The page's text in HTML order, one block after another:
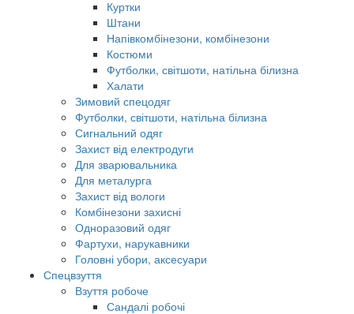
Куртки
Штани
Напівкомбінезони, комбінезони
Костюми
Футболки, світшоти, натільна білизна
Халати
Зимовий спецодяг
Футболки, світшоти, натільна білизна
Сигнальний одяг
Захист від електродуги
Для зварювальника
Для металурга
Захист від вологи
Комбінезони захисні
Одноразовий одяг
Фартухи, нарукавники
Головні убори, аксесуари
Спецвзуття
Взуття робоче
Сандалі робочі